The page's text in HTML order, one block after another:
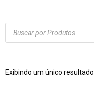
Zoomlion(84)
Products
search
Exibindo um único resultado